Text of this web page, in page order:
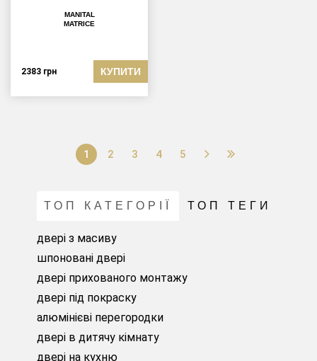
MANITAL
MATRICE
2383 грн КУПИТИ
1 2 3 4 5
ТОП КАТЕГОРІЇ ТОП ТЕГИ
двері з масиву
шпоновані двері
двері прихованого монтажу
двері під покраску
алюмінієві перегородки
двері в дитячу кімнату
двері на кухню